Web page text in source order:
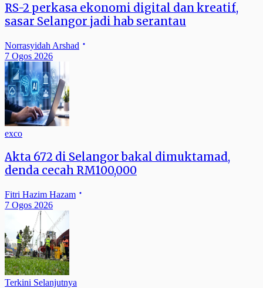
RS-2 perkasa ekonomi digital dan kreatif,
sasar Selangor jadi hab serantau
Norrasyidah Arshad
7 Ogos 2026
exco
Akta 672 di Selangor bakal dimuktamad,
denda cecah RM100,000
Fitri Hazim Hazam
7 Ogos 2026
Terkini Selanjutnya